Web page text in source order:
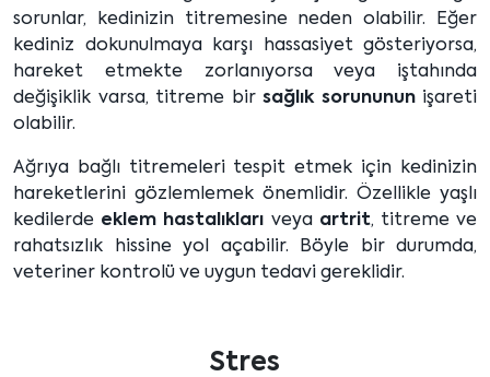
sorunlar, kedinizin titremesine neden olabilir. Eğer
kediniz dokunulmaya karşı hassasiyet gösteriyorsa,
hareket etmekte zorlanıyorsa veya iştahında
değişiklik varsa, titreme bir sağlık sorunununişareti
olabilir.
Ağrıya bağlı titremeleri tespit etmek için kedinizin
hareketlerini gözlemlemek önemlidir. Özellikle yaşlı
kedilerde eklem hastalıkları veya artrit, titreme ve
rahatsızlık hissine yol açabilir. Böyle bir durumda,
veteriner kontrolü ve uygun tedavi gereklidir.
Stres